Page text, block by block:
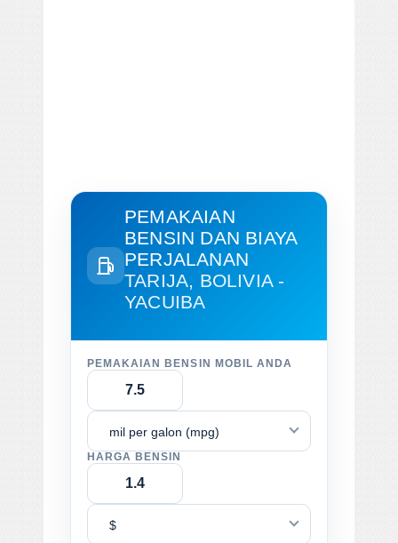
PEMAKAIAN
BENSIN DAN BIAYA
PERJALANAN
TARIJA, BOLIVIA -
YACUIBA
PEMAKAIAN BENSIN MOBIL ANDA
mil per galon (mpg)
HARGA BENSIN
$